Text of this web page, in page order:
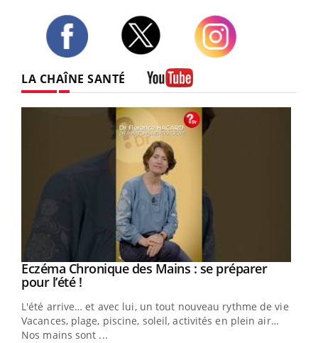
LA CHAÎNE SANTÉ
Youtube
Eczéma Chronique des Mains : se préparer
pour l’été !Youtube
L'été arrive… et avec lui, un tout nouveau rythme de vie !
Vacances, plage, piscine, soleil, activités en plein air…
Nos mains sont ...